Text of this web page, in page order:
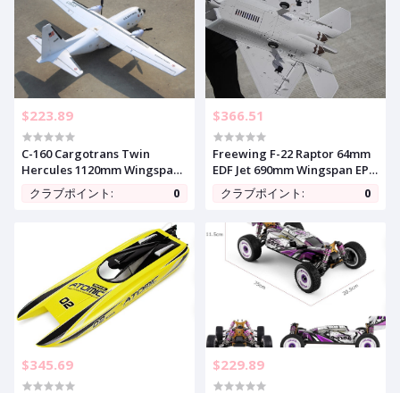
$223.89
C-160 Cargotrans Twin
Hercules 1120mm Wingspan
EPOS Warbird Transport RC
Aircraft Kit
クラブポイント: 0
$366.51
Freewing F-22 Raptor 64mm
EDF Jet 690mm Wingspan EPO
Remote Control Aircraft
Fighter Warbird Kit /PNP
クラブポイント: 0
$345.69 $229.89